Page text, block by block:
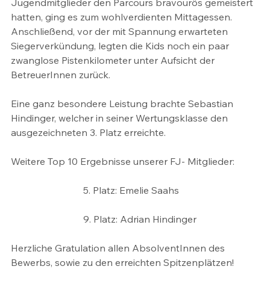
hatten, ging es zum wohlverdienten Mittagessen.
Anschließend, vor der mit Spannung erwarteten
Siegerverkündung, legten die Kids noch ein paar
zwanglose Pistenkilometer unter Aufsicht der
BetreuerInnen zurück.
Eine ganz besondere Leistung brachte Sebastian
Hindinger, welcher in seiner Wertungsklasse den
ausgezeichneten 3. Platz erreichte.
Weitere Top 10 Ergebnisse unserer FJ- Mitglieder:
                              5. Platz: Emelie Saahs
                              9. Platz: Adrian Hindinger
Herzliche Gratulation allen AbsolventInnen des
Bewerbs, sowie zu den erreichten Spitzenplätzen!